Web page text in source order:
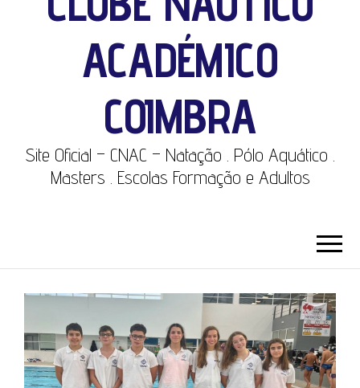
ACADÉMICO
COIMBRA
Site Oficial – CNAC – Natação . Pólo Aquático .
Masters . Escolas Formação e Adultos